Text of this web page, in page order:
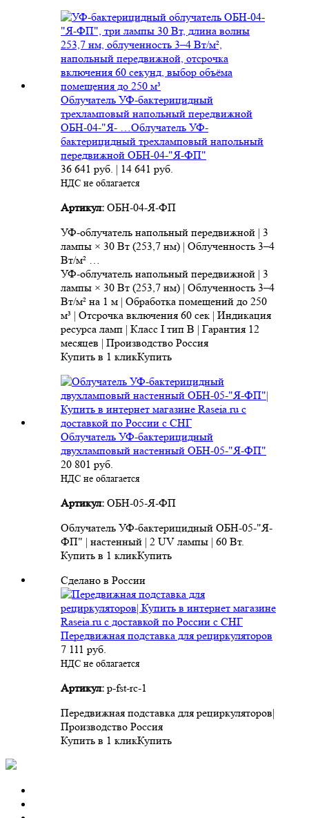
Облучатель УФ-бактерицидный
трехламповый напольный передвижной
ОБН-04-"Я- …Облучатель УФ-
бактерицидный трехламповый напольный
передвижной ОБН-04-"Я-ФП"
36 641 руб. | 14 641 руб.
НДС не облагается
Артикул: ОБН-04-Я-ФП
УФ-облучатель напольный передвижной | 3
лампы × 30 Вт (253,7 нм) | Облученность 3–4
Вт/м² …
УФ-облучатель напольный передвижной | 3
лампы × 30 Вт (253,7 нм) | Облученность 3–4
Вт/м² на 1 м | Обработка помещений до 250
м³ | Отсрочка включения 60 сек | Индикация
ресурса ламп | Класс I тип B | Гарантия 12
месяцев | Производство Россия
Купить в 1 кликКупить
Облучатель УФ-бактерицидный
двухламповый настенный ОБН-05-"Я-ФП"
20 801 руб.
НДС не облагается
Артикул: ОБН-05-Я-ФП
Облучатель УФ-бактерицидный ОБН-05-"Я-
ФП" | настенный | 2 UV лампы | 60 Вт.
Купить в 1 кликКупить
Сделано в России
Передвижная подставка для рециркуляторов
7 111 руб.
НДС не облагается
Артикул: p-fst-rc-1
Передвижная подставка для рециркуляторов|
Производство Россия
Купить в 1 кликКупить